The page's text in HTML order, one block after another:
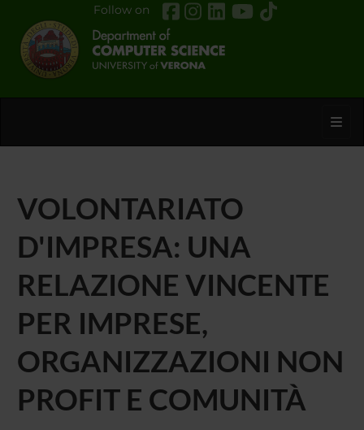
Follow on
VOLONTARIATO
D'IMPRESA: UNA
RELAZIONE VINCENTE
PER IMPRESE,
ORGANIZZAZIONI NON
PROFIT E COMUNITÀ